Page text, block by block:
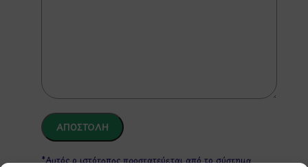
*Αυτός ο ιστότοπος προστατεύεται από το σύστημα